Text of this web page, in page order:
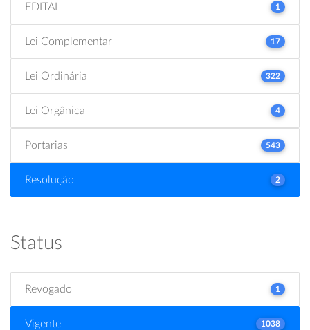
EDITAL 1
Lei Complementar 17
Lei Ordinária 322
Lei Orgânica 4
Portarias 543
Resolução 2
Status
Revogado 1
Vigente 1038